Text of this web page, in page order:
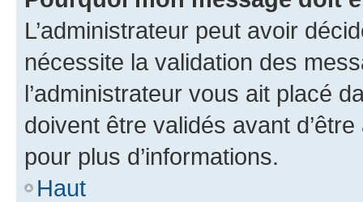
L’administrateur peut avoir
nécessite la validation des
l’administrateur vous ait placé
doivent être validés avant
pour plus d’informations.
Haut